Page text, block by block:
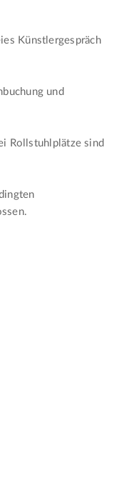
Künstlergespräch
und
Rollstuhlplätze sind